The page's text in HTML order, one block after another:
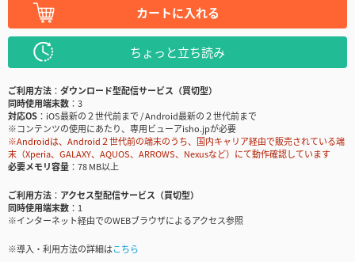
カートに入れる
ちょっと立ち読み
ご利用方法
ダウンロード型配信サービス（買切型）
同時使用端末数
3
対応OS
iOS最新の２世代前まで / Android最新の２世代前まで
※コンテンツの使用にあたり、専用ビューアisho.jpが必要
※Androidは、Android２世代前の端末のうち、国内キャリア経由で販売されている端
末（Xperia、GALAXY、AQUOS、ARROWS、Nexusなど）にて動作確認しています
必要メモリ容量
78 MB以上
ご利用方法
アクセス型配信サービス（買切型）
同時使用端末数
1
※インターネット経由でのWEBブラウザによるアクセス参照
※導入・利用方法の詳細はこちら